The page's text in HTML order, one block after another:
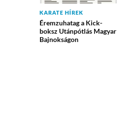
KARATE HÍREK
Éremzuhatag a Kick-
boksz Utánpótlás Magyar
Bajnokságon